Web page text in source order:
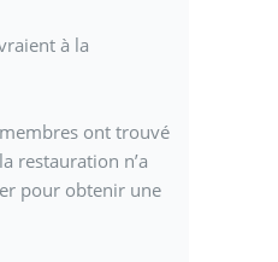
à la
ont trouvé
restauration n’a
pour obtenir une